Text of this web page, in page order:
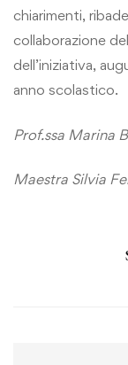
chiarimenti,
collaborazione
dell’iniziativa,
anno scolastico.
Prof.ssa Marina
Maestra Silvia